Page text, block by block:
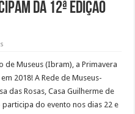
da 12ª edição
Museus (Ibram), a Primavera
2018! A Rede de Museus-
das Rosas, Casa Guilherme de
do evento nos dias 22 e